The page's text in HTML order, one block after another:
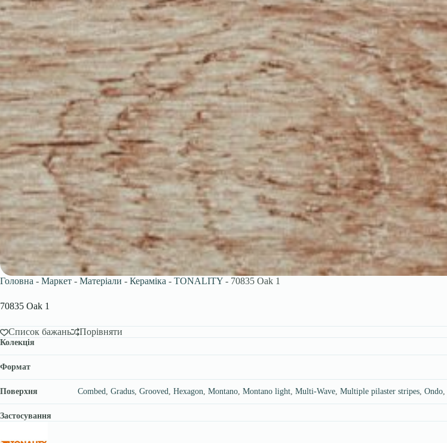
Головна - Маркет - Матеріали - Кераміка - TONALITY - 70835 Oak 1
70835 Oak 1
Список бажань Порівняти
Колекція
Формат
Поверхня Combed Gradus, Grooved Hexagon Montano, Montano light, Multi-Wave, Multiple pilaster stripes, Ondo,
Застосування